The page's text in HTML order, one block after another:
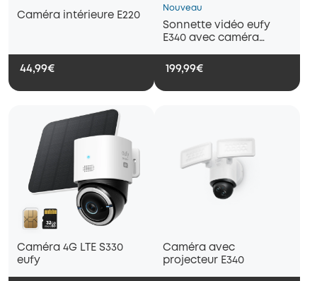
Caméra intérieure E220
44,99€
Nouveau
Sonnette vidéo eufy
E340 avec caméra
FHD
199,99€
Caméra 4G LTE S330
eufy
Caméra avec
projecteur E340